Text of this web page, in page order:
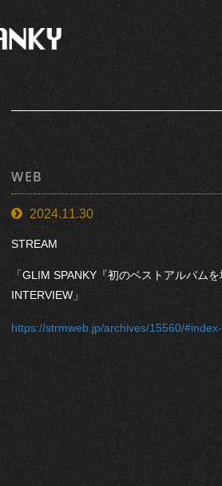
WEB
2024.11.30
STREAM
「GLIM SPANKY『初のベストアルバム
INTERVIEW」
https://strmweb.jp/archives/15560/#index-